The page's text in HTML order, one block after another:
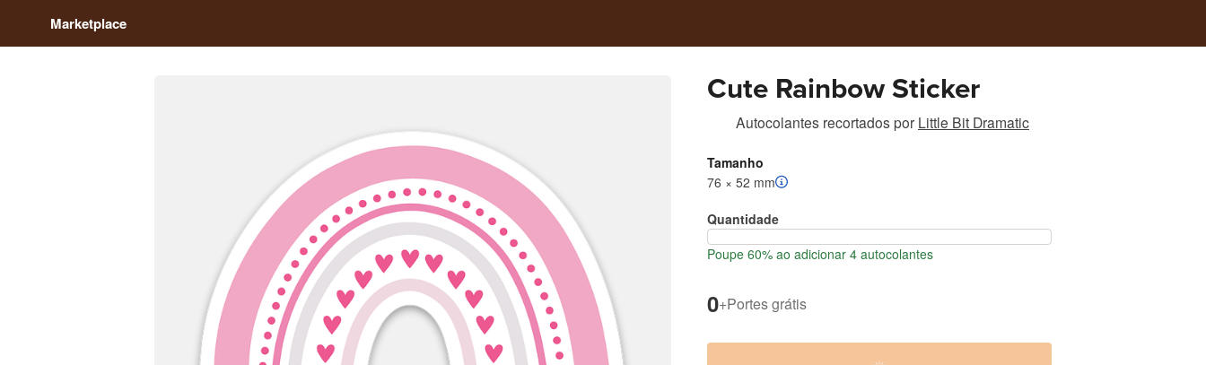
Marketplace
Cute Rainbow Sticker
Autocolantes recortadospor Little Bit Dramatic
Tamanho
76 × 52 mm
Quantidade
Poupe 60% ao adicionar 4 autocolantes
0+Portes grátis